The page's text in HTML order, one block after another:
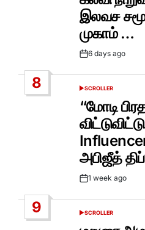
இலவச
முகாம் …
Post6 days ago
8
POSTED
SCROLLER
“மோடி
அபிஜீத்
Post1 week ago
9
POSTED
SCROLLER